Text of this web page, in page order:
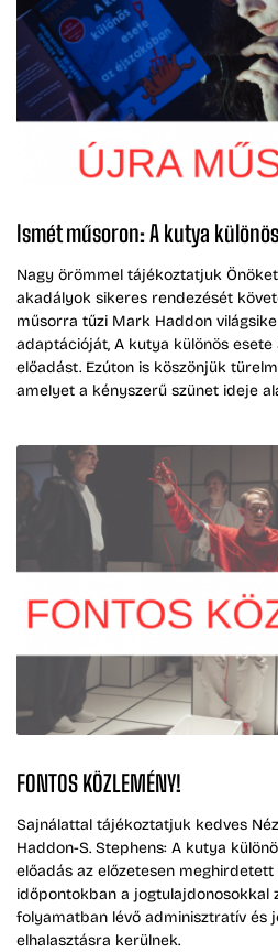
Ismét műsoron: A kutya
Nagy örömmel tájékoztatjuk
akadályok sikeres rendezését
műsorra tűzi Mark Haddon
adaptációját, A kutya különös
előadást. Ezúton is köszönjük
amelyet a kényszerű szünet ideje
FONTOS KÖZLEMÉNY!
Sajnálattal tájékoztatjuk kedves
Haddon-S. Stephens: A kutya
előadás az előzetesen
időpontokban a jogtulajdonosokkal
folyamatban lévő adminisztratív és
elhalasztásra kerülnek.